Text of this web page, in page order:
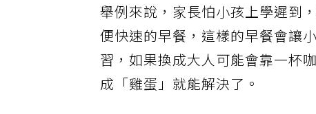
舉例來說，家長怕小孩上學遲到
便快速的早餐，這樣的早餐會讓
習，如果換成大人可能會靠一杯
成「雞蛋」就能解決了。